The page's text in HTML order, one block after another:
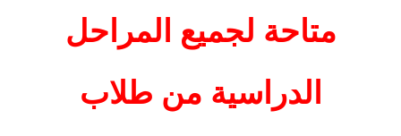
متاحة لجميع المراحل
الدراسية من طلاب